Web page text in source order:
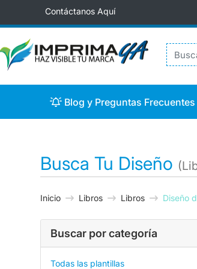
Contáctanos Aquí
Blog y Preguntas Frecuentes
Blog y Preguntas Frecuentes
Busca Tu Diseño
Inicio Libros Libros Diseño
Buscar por categoría
Todas las plantillas